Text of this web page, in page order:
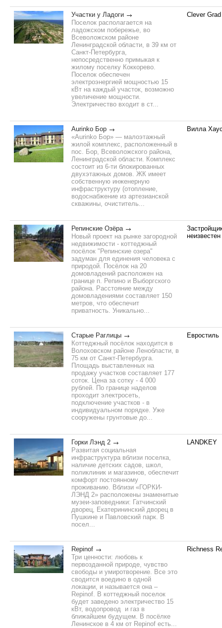
Участки у Ладоги
Поселок располагается на
ладожском побережье, во
Всеволожском районе
Ленинградской области, в 39 км от
Санкт-Петербурга,
непосредственно примыкая к
жилому поселку Коккорево.
Поселок обеспечен
электроэнергией мощностью 15
кВт на каждый участок, возможно
увеличение мощности.
Электричество входит в ст...
Clever Grad
Aurinko Бор
«Aurinko Бор» — малоэтажный
жилой комплекс, расположенный в
пос. Бор, Всеволожского района,
Ленинградской области. Комплекс
состоит из 6-ти блокированных
двухэтажных домов. ЖК имеет
собственную инженерную
инфраструктуру (отопление,
водоснабжение из артезианской
скважины, очиститель...
Вилла
Репинские Озёра
Новый проект на рынке загородной
недвижимости - коттеджный
посёлок "Репинские озера"
задуман для единения человека с
природой. Посёлок на 20
домовладений расположен на
границе п. Репино и Выборгского
района. Расстояние между
домовладениями составляет 150
метров, что обеспечит
приватность. Уникально...
неизвестен
Старые Раглицы
Коттеджный посёлок находится в
Волоховском районе Ленобласти, в
75 км от Санкт-Петербурга.
Площадь выставленных на
продажу участков составляет 177
соток. Цена за сотку - 4 000
рублей. По границе наделов
проходит электросеть,
подключение участков - в
индивидуальном порядке. Уже
сооружены грунтовые до...
Евростиль
Горки Лэнд 2
Развитая социальная
инфраструктура вблизи поселка,
наличие детских садов, школ,
поликлиник и магазинов, обеспечит
комфорт постоянному
проживанию. Вблизи «ГОРКИ-
ЛЭНД 2» расположены знаменитые
музеи-заповедники: Гатчинский
дворец, Екатерининский дворец в
Пушкине и Павловский парк. В
посел...
LANDKEY
Repinof
Три ценности: любовь к
первозданной природе, чувство
свободы и умиротворение. Все это
сводится воедино в одной
локации, и называется она –
Repinof. В коттеджный поселок
будет заведено электричество 15
кВт, водопровод и газ в
ближайшем будущем. В посёлке
Ленинское в 4 км от Repinof есть...
Richness